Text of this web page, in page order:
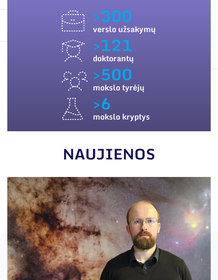
organizacijose bei asociacijose
SUSISIEKITE SU MUMIS
>300
verslo užsakymų
>121
doktorantų
>500
mokslo tyrėjų
>6
mokslo kryptys
NAUJIENOS